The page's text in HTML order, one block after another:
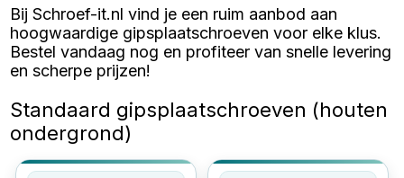
Bij Schroef-it.nl vind je een ruim aanbod aan
hoogwaardige gipsplaatschroeven voor elke klus.
Bestel vandaag nog en profiteer van snelle levering
en scherpe prijzen!
Standaard gipsplaatschroeven (houten
ondergrond)